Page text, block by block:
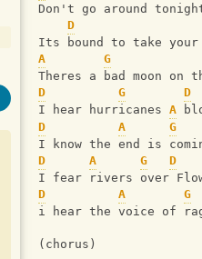
Don't go around
D
Its bound to take
A
G
Theres a bad moon on
D
G
D
I hear hurricanes A
D
A G
I know the end is
D
A G
D
I fear rivers over
D
A G
i hear the voice of
(chorus)